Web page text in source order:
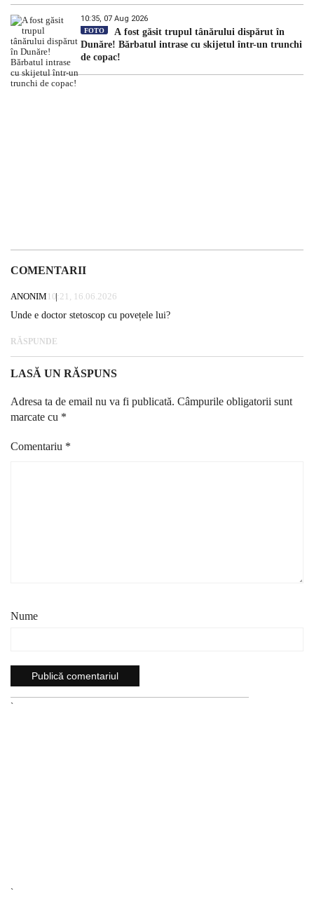
10:35, 07 Aug 2026
FOTO
A fost găsit trupul tânărului dispărut în
Dunăre! Bărbatul intrase cu skijetul într-un trunchi
de copac!
COMENTARII
ANONIM 10:21, 16.06.2026
Unde e doctor stetoscop cu povețele lui?
RĂSPUNDE
LASĂ UN RĂSPUNS
Adresa ta de email nu va fi publicată. Câmpurile obligatorii sunt
marcate cu *
Comentariu *
Nume
`
`